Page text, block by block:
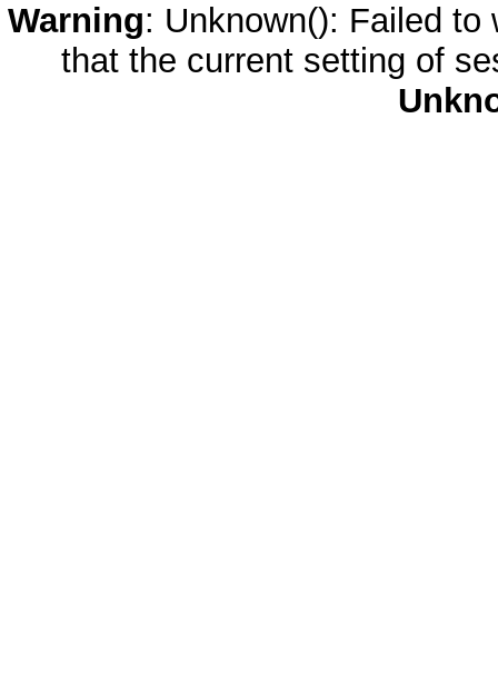
Warning: Unknown(): Failed
that the current setting of